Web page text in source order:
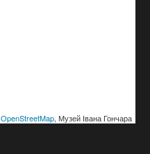
OpenStreetMap, Музей Івана Гончара